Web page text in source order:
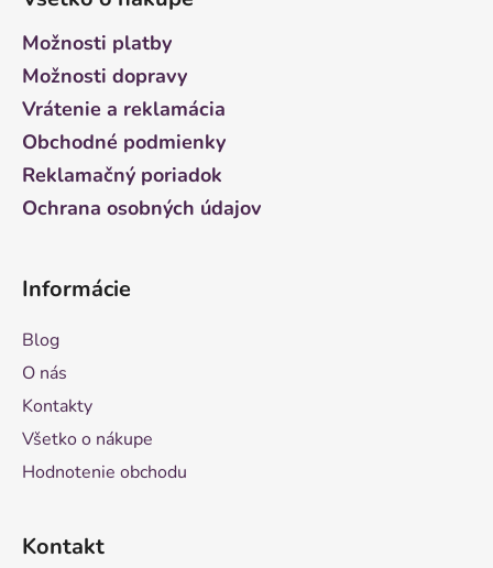
Možnosti platby
Možnosti dopravy
Vrátenie a reklamácia
Obchodné podmienky
Reklamačný poriadok
Ochrana osobných údajov
Informácie
Blog
O nás
Kontakty
Všetko o nákupe
Hodnotenie obchodu
Kontakt